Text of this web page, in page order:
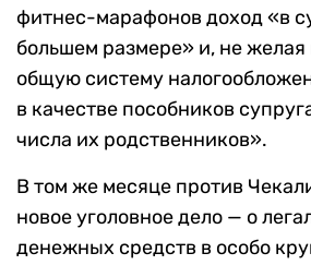
фитнес-марафонов доход «в
большем размере» и, не желая
общую систему
в качестве пособников
числа их родственников».
В том же месяце против
новое уголовное дело — о
денежных средств в особо